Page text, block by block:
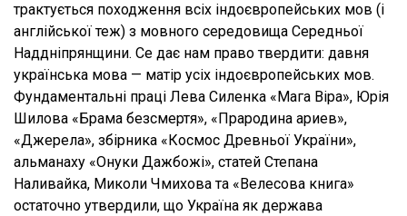
трактується походження всіх індоєвропейських мов (і
англійської теж) з мовного середовища Середньої
Наддніпрянщини. Се дає нам право твердити: давня
українська мова — матір усіх індоєвропейських мов.
Фундаментальні праці Лева Силенка «Мага Віра», Юрія
Шилова «Брама безсмертя», «Прародина ариев»,
«Джерела», збірника «Космос Древньої України»,
альманаху «Онуки Дажбожі», статей Степана
Наливайка, Миколи Чмихова та «Велесова книга»
остаточно утвердили, що Україна як держава